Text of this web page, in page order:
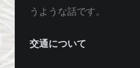
うような話です。
交通について